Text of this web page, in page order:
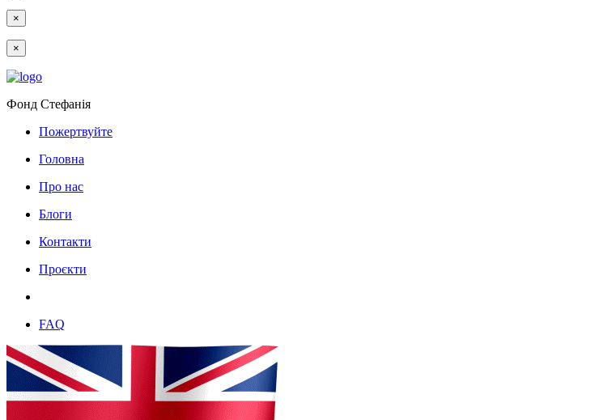
×
×
Фонд Стефанія
Пожертвуйте
Головна
Про нас
Блоги
Контакти
Проєкти
FAQ